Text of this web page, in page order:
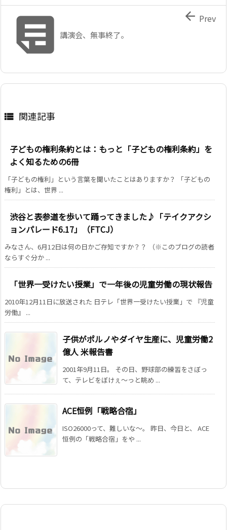
講演会、無事終了。
 Prev
 関連記事
子どもの権利条約とは：もっと「子どもの権利条約」を
よく知るための6冊
「子どもの権利」という言葉を聞いたことはありますか？ 「子どもの
権利」とは、世界 ...
渋谷と表参道を歩いて踊ってきました♪「テイクアクシ
ョンパレード6.17」（FTCJ）
みなさん、6月12日は何の日かご存知ですか？？ （※このブログの読者
ならすぐ分か ...
「世界一受けたい授業」で一年後の児童労働の現状報告
2010年12月11日に放送された 日テレ「世界一受けたい授業」で 『児童
労働』 ...
子供がポルノやダイヤ生産に、児童労働2
億人 米報告書
2001年9月11日。 その日、野球部の練習をさぼっ
て、テレビをぼけぇ〜っと眺め ...
ACE恒例「戦略合宿」
ISO26000って、難しいな～。 昨日、今日と、 ACE
恒例の「戦略合宿」をや ...